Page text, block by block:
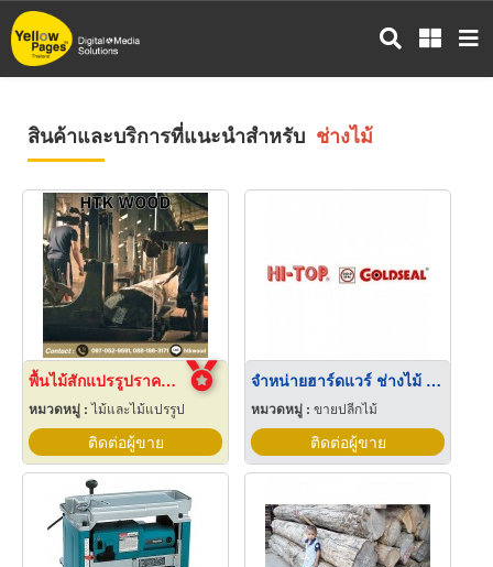
ข้าม
ไป
สินค้าและบริการที่แนะนำสำหรับ ช่างไม้
พื้นไม้สักแปรรูปราคาส่ง นนทบุรี
หมวดหมู่ :ไม้และไม้แปรรูป
ติดต่อผู้ขาย
จำหน่ายฮาร์ดแวร์ ช่างไม้ นครสวรรค์
หมวดหมู่ :ขายปลีกไม้
ติดต่อผู้ขาย